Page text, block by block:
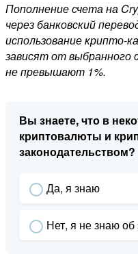
Пополнение счета на
через банковский
использование крипто-
зависят от выбранного
не превышают 1%.
Вы знаете, что в
криптовалюты и
законодательством?
Да, я знаю
Нет, я не знаю об